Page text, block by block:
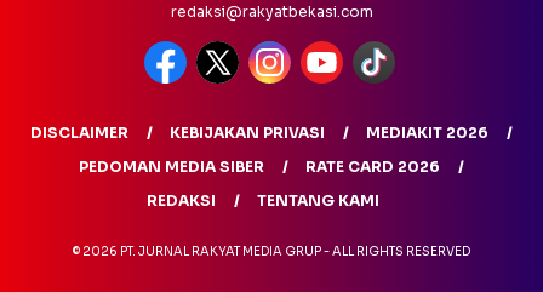
redaksi@rakyatbekasi.com
DISCLAIMER KEBIJAKAN PRIVASI
MEDIAKIT 2026
PEDOMAN MEDIA SIBER
RATE CARD 2026
REDAKSI
TENTANG KAMI
© 2026 PT. JURNAL RAKYAT MEDIA GRUP - ALL RIGHTS RESERVED